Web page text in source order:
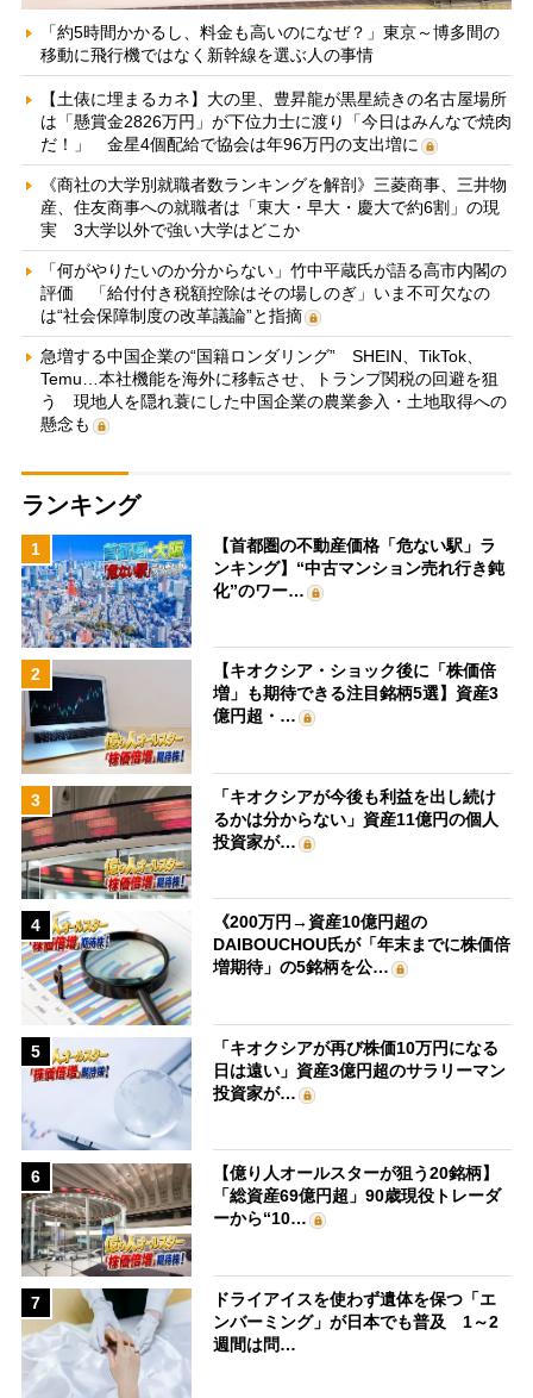
「約5時間かかるし、料金も高いのになぜ？」東京～博多間の
移動に飛行機ではなく新幹線を選ぶ人の事情
【土俵に埋まるカネ】大の里、豊昇龍が黒星続きの名古屋場所
は「懸賞金2826万円」が下位力士に渡り「今日はみんなで焼肉
だ！」 金星4個配給で協会は年96万円の支出増に
《商社の大学別就職者数ランキングを解剖》三菱商事、三井物
産、住友商事への就職者は「東大・早大・慶大で約6割」の現
実 3大学以外で強い大学はどこか
「何がやりたいのか分からない」竹中平蔵氏が語る高市内閣の
評価 「給付付き税額控除はその場しのぎ」いま不可欠なの
は“社会保障制度の改革議論”と指摘
急増する中国企業の“国籍ロンダリング” SHEIN、TikTok、
Temu…本社機能を海外に移転させ、トランプ関税の回避を狙
う 現地人を隠れ蓑にした中国企業の農業参入・土地取得への
懸念も
ランキング
1
【首都圏の不動産価格「危ない駅」ラ
ンキング】“中古マンション売れ行き鈍
化”のワー…
2
【キオクシア・ショック後に「株価倍
増」も期待できる注目銘柄5選】資産3
億円超・…
3
「キオクシアが今後も利益を出し続け
るかは分からない」資産11億円の個人
投資家が…
4
《200万円→資産10億円超の
DAIBOUCHOU氏が「年末までに株価倍
増期待」の5銘柄を公…
5
「キオクシアが再び株価10万円になる
日は遠い」資産3億円超のサラリーマン
投資家が…
6
【億り人オールスターが狙う20銘柄】
「総資産69億円超」90歳現役トレーダ
ーから“10…
7
ドライアイスを使わず遺体を保つ「エ
ンバーミング」が日本でも普及 1～2
週間は問…